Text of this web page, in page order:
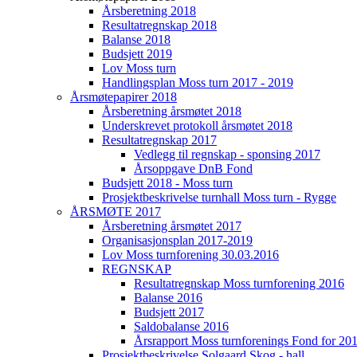
Årsberetning 2018
Resultatregnskap 2018
Balanse 2018
Budsjett 2019
Lov Moss turn
Handlingsplan Moss turn 2017 - 2019
Årsmøtepapirer 2018
Årsberetning årsmøtet 2018
Underskrevet protokoll årsmøtet 2018
Resultatregnskap 2017
Vedlegg til regnskap - sponsing 2017
Årsoppgave DnB Fond
Budsjett 2018 - Moss turn
Prosjektbeskrivelse turnhall Moss turn - Rygge
ÅRSMØTE 2017
Årsberetning årsmøtet 2017
Organisasjonsplan 2017-2019
Lov Moss turnforening 30.03.2016
REGNSKAP
Resultatregnskap Moss turnforening 2016
Balanse 2016
Budsjett 2017
Saldobalanse 2016
Årsrapport Moss turnforenings Fond for